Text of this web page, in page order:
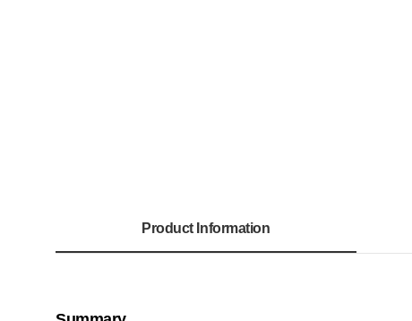
Product Information